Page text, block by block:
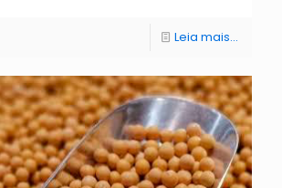
Leia mais...